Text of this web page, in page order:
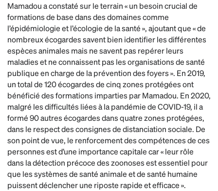
Mamadou a constaté sur le terrain « un besoin crucial de
formations de base dans des domaines comme
l’épidémiologie et l’écologie de la santé », ajoutant que « de
nombreux écogardes savent bien identifier les différentes
espèces animales mais ne savent pas repérer leurs
maladies et ne connaissent pas les organisations de santé
publique en charge de la prévention des foyers ». En 2019,
un total de 120 écogardes de cinq zones protégées ont
bénéficié des formations imparties par Mamadou. En 2020,
malgré les difficultés liées à la pandémie de COVID-19, il a
formé 90 autres écogardes dans quatre zones protégées,
dans le respect des consignes de distanciation sociale. De
son point de vue, le renforcement des compétences de ces
personnes est d’une importance capitale car « leur rôle
dans la détection précoce des zoonoses est essentiel pour
que les systèmes de santé animale et de santé humaine
puissent déclencher une riposte rapide et efficace ».